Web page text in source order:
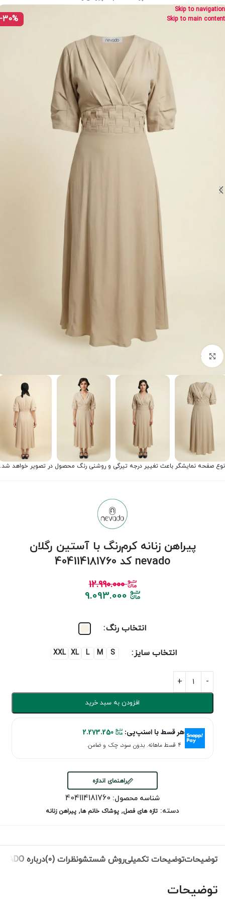
Skip to navigation
Skip to main content
-30%
برای بزرگنمایی کلیک کنید
نوع صفحه نمایشگر باعث تغییر درجه تیرگی و روشنی رنگ محصول در تصویر خواهد شد.
پیراهن زنانه کرم‌رنگ با آستین رگلان
nevado کد 404114181760
12.990.000
9.093.000
انتخاب رنگ
انتخاب سایز S
M
L
XL
XXL
افزودن به سبد خرید
هر قسط با اسنپ‌پی: 2.273.250
۴ قسط ماهانه. بدون سود، چک و ضامن.
راهنمای اندازه
شناسه محصول: 404114181760
دسته: تازه های فصل, پوشاک خانم ها, پیراهن زنانه
توضیحاتتوضیحات تکمیلیروش شستشونظرات (0) درباره NEVADO
توضیحات